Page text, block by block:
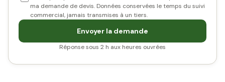
ma demande de devis. Données conservées le temps du suivi
commercial, jamais transmises à un tiers.
Envoyer la demande
Réponse sous 2 h aux heures ouvrées